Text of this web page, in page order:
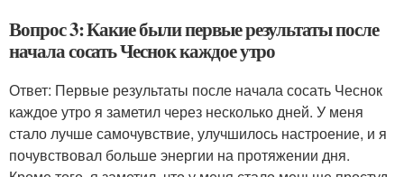
Вопрос 3: Какие были первые результаты после
начала сосать Чеснок каждое утро
Ответ: Первые результаты после начала сосать Чеснок
каждое утро я заметил через несколько дней. У меня
стало лучше самочувствие, улучшилось настроение, и я
почувствовал больше энергии на протяжении дня.